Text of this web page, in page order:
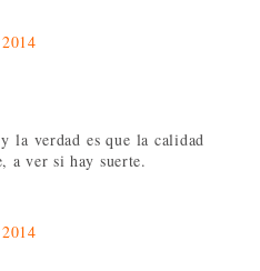
la verdad es que la calidad
a ver si hay suerte.